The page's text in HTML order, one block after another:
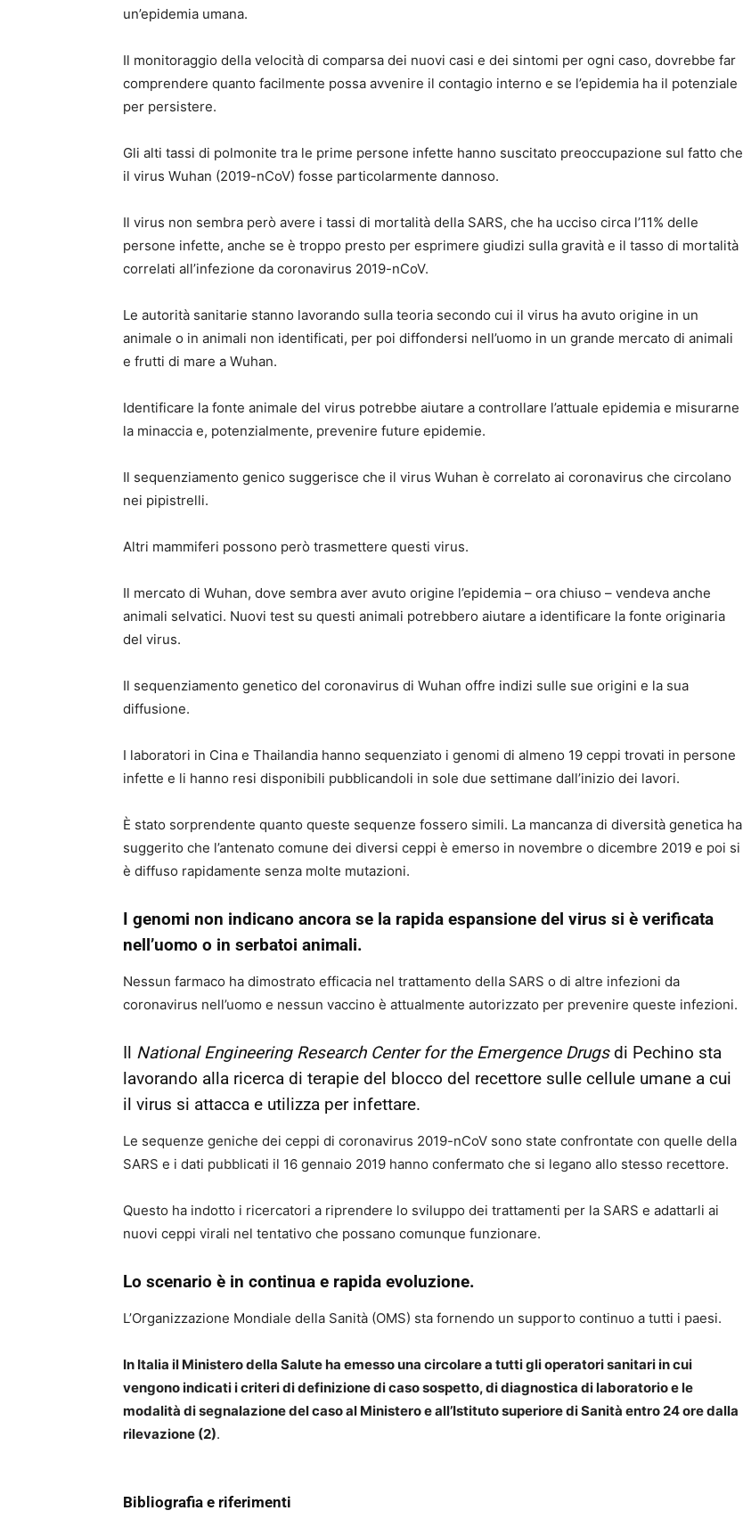
un’epidemia umana.
Il monitoraggio della velocità di comparsa dei nuovi casi e dei sintomi per ogni caso, dovrebbe far
comprendere quanto facilmente possa avvenire il contagio interno e se l’epidemia ha il potenziale
per persistere.
Gli alti tassi di polmonite tra le prime persone infette hanno suscitato preoccupazione sul fatto che
il virus Wuhan (2019-nCoV) fosse particolarmente dannoso.
Il virus non sembra però avere i tassi di mortalità della SARS, che ha ucciso circa l’11% delle
persone infette, anche se è troppo presto per esprimere giudizi sulla gravità e il tasso di mortalità
correlati all’infezione da coronavirus 2019-nCoV.
Le autorità sanitarie stanno lavorando sulla teoria secondo cui il virus ha avuto origine in un
animale o in animali non identificati, per poi diffondersi nell’uomo in un grande mercato di animali
e frutti di mare a Wuhan.
Identificare la fonte animale del virus potrebbe aiutare a controllare l’attuale epidemia e misurarne
la minaccia e, potenzialmente, prevenire future epidemie.
Il sequenziamento genico suggerisce che il virus Wuhan è correlato ai coronavirus che circolano
nei pipistrelli.
Altri mammiferi possono però trasmettere questi virus.
Il mercato di Wuhan, dove sembra aver avuto origine l’epidemia – ora chiuso – vendeva anche
animali selvatici. Nuovi test su questi animali potrebbero aiutare a identificare la fonte originaria
del virus.
Il sequenziamento genetico del coronavirus di Wuhan offre indizi sulle sue origini e la sua
diffusione.
I laboratori in Cina e Thailandia hanno sequenziato i genomi di almeno 19 ceppi trovati in persone
infette e li hanno resi disponibili pubblicandoli in sole due settimane dall’inizio dei lavori.
È stato sorprendente quanto queste sequenze fossero simili. La mancanza di diversità genetica ha
suggerito che l’antenato comune dei diversi ceppi è emerso in novembre o dicembre 2019 e poi si
è diffuso rapidamente senza molte mutazioni.
I genomi non indicano ancora se la rapida espansione del virus si è verificata
nell’uomo o in serbatoi animali.
Nessun farmaco ha dimostrato efficacia nel trattamento della SARS o di altre infezioni da
coronavirus nell’uomo e nessun vaccino è attualmente autorizzato per prevenire queste infezioni.
Il National Engineering Research Center for the Emergence Drugsdi Pechino sta
lavorando alla ricerca di terapie del blocco del recettore sulle cellule umane a cui
il virus si attacca e utilizza per infettare.
Le sequenze geniche dei ceppi di coronavirus 2019-nCoV sono state confrontate con quelle della
SARS e i dati pubblicati il 16 gennaio 2019 hanno confermato che si legano allo stesso recettore.
Questo ha indotto i ricercatori a riprendere lo sviluppo dei trattamenti per la SARS e adattarli ai
nuovi ceppi virali nel tentativo che possano comunque funzionare.
Lo scenario è in continua e rapida evoluzione.
L’Organizzazione Mondiale della Sanità (OMS) sta fornendo un supporto continuo a tutti i paesi.
In Italia il Ministero della Salute ha emesso una circolare a tutti gli operatori sanitari in cui
vengono indicati i criteri di definizione di caso sospetto, di diagnostica di laboratorio e le
modalità di segnalazione del caso al Ministero e all’Istituto superiore di Sanità entro 24 ore dalla
rilevazione (2).
Bibliografia e riferimenti